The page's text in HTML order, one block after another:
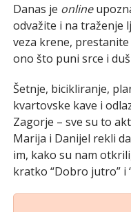
Danas je online
odvažite i na traženje
veza krene,
ono što puni srce i
Šetnje, bicikliranje,
kvartovske kave i
Zagorje – sve su to
Marija i Danijel rekli
im, kako su nam
kratko “Dobro jutro” i